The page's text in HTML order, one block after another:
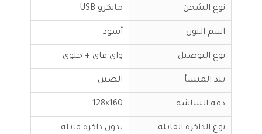
نوع الشحن مايكرو USB
اسم اللون أسود
نوع التوصيل واي فاي + خلوي
بلد المنشأ الصين
دقة الشاشة 128x160
نوع الذاكرة القابلة
بدون ذاكرة قابلة